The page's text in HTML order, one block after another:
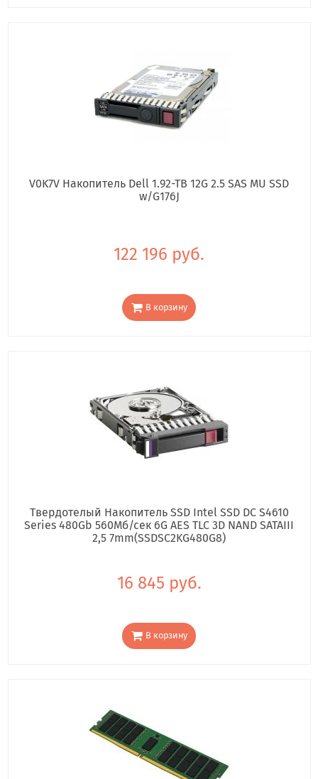
V0K7V Накопитель Dell 1.92-TB 12G 2.5 SAS MU SSD
w/G176J
122 196 руб.
В корзину
Твердотелый Накопитель SSD Intel SSD DC S4610
Series 480Gb 560Мб/сек 6G AES TLC 3D NAND SATAIII
2,5 7mm(SSDSC2KG480G8)
16 845 руб.
В корзину